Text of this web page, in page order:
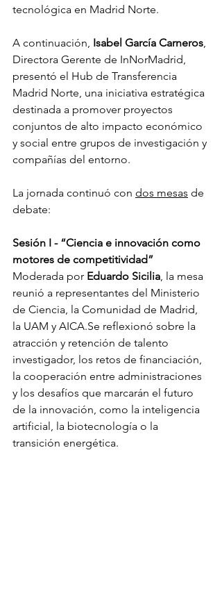
tecnológica en Madrid Norte.
A continuación, Isabel García Carneros
Directora Gerente de InNorMadrid,
presentó el Hub de Transferencia
Madrid Norte, una iniciativa estratégica
destinada a promover proyectos
conjuntos de alto impacto económico
y social entre grupos de investigación y
compañías del entorno.
La jornada continuó con dos mesas de
debate:
Sesión I - “Ciencia e innovación como
motores de competitividad”
Moderada por Eduardo Sicilia , la mesa
reunió a representantes del Ministerio
de Ciencia, la Comunidad de Madrid,
la UAM y AICA.Se reflexionó sobre la
atracción y retención de talento
investigador, los retos de financiación,
la cooperación entre administraciones
y los desafíos que marcarán el futuro
de la innovación, como la inteligencia
artificial, la biotecnología o la
transición energética.